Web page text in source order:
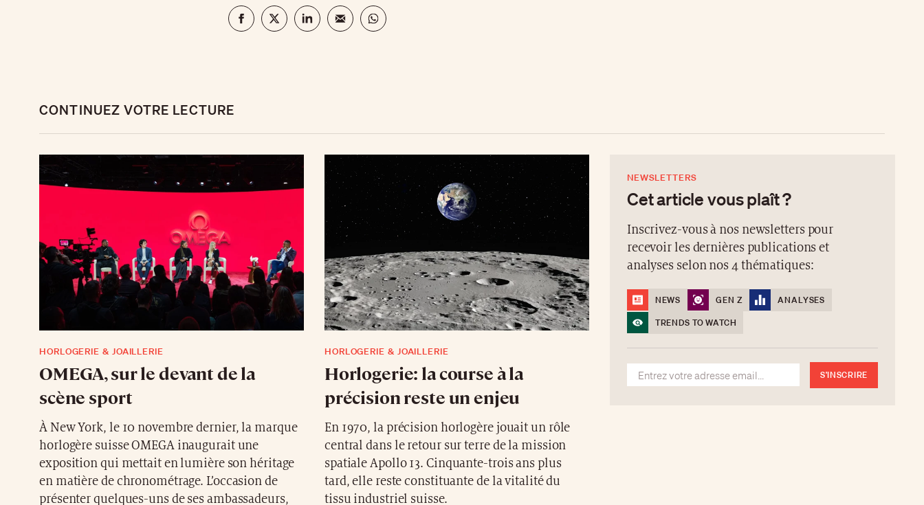
CONTINUEZ VOTRE LECTURE
HORLOGERIE & JOAILLERIE
OMEGA, sur le devant de la
scène sport
À New York, le 10 novembre dernier, la marque
horlogère suisse OMEGA inaugurait une
exposition qui mettait en lumière son héritage
en matière de chronométrage. L’occasion de
présenter quelques-uns de ses ambassadeurs,
HORLOGERIE & JOAILLERIE
Horlogerie: la course à la
précision reste un enjeu
En 1970, la précision horlogère jouait un rôle
central dans le retour sur terre de la mission
spatiale Apollo 13. Cinquante-trois ans plus
tard, elle reste constituante de la vitalité du
tissu industriel suisse.
NEWSLETTERS
Cet article vous plaît ?
Inscrivez-vous à nos newsletters pour
recevoir les dernières publications et
analyses selon nos 4 thématiques:
NEWS GEN Z
ANALYSES
TRENDS TO WATCH
S'INSCRIRE